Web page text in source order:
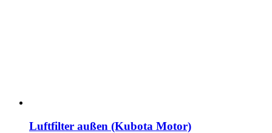
Luftfilter außen (Kubota Motor)